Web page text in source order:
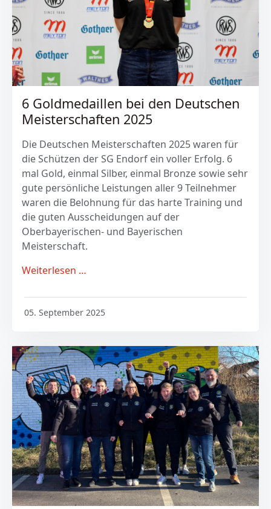
6 Goldmedaillen bei den Deutschen
Meisterschaften 2025
Die Deutschen Meisterschaften 2025 waren für
die Schützen der SG Endorf ein voller Erfolg. 6
mal Gold, einmal Silber, einmal Bronze sowie sehr
gute persönliche Leistungen aller 9 Teilnehmer
waren die Belohnung für das harte Training und
die guten Ausscheidungen auf der
Oberbayerischen- und Bayerischen
Meisterschaft.
Weiterlesen …
05. September 2025